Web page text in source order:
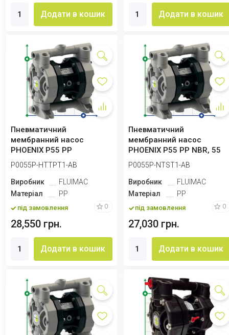
Додати в кошик Додати в кошик
Пневматичний
мембранний насос
PHOENIX P55 PP
HYTREL+PTFE, 55 л/хв для
коагулянту
P0055P-HTTPT1-AB
Виробник
FLUIMAC
Матеріал
PP
під замовлення 0
28,550 грн.
Додати в кошик
Пневматичний
мембранний насос
PHOENIX P55 PP NBR, 55
л/хв для коагулянту
P0055P-NTST1-AB
Виробник
FLUIMAC
Матеріал
PP
під замовлення 0
27,030 грн.
Додати в кошик